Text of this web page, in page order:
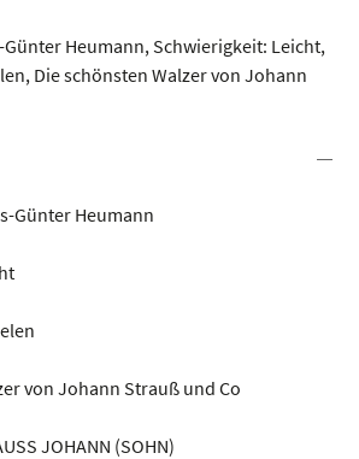
Heumann, Schwierigkeit: Leicht,
Die schönsten Walzer von Johann
Günter Heumann
von Johann Strauß und Co
JOHANN (SOHN)